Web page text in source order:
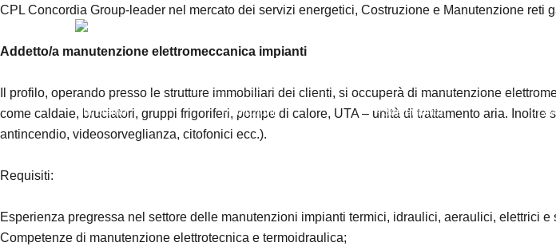
Chi Siamo Soluzioni Sostenibilità
CPL Concordia Group-leader nel mercato dei servizi energetici, Costruzione e Manutenzione
Addetto/a manutenzione elettromeccanica impianti
Il profilo, operando presso le strutture immobiliari dei clienti, si occuperà di manutenzione
come caldaie, bruciatori, gruppi frigoriferi, pompe di calore, UTA – unità di trattamento aria.
antincendio, videosorveglianza, citofonici ecc.).
Requisiti:
Esperienza pregressa nel settore delle manutenzioni impianti termici, idraulici, aeraulici, elettrici e
Competenze di manutenzione elettrotecnica e termoidraulica;